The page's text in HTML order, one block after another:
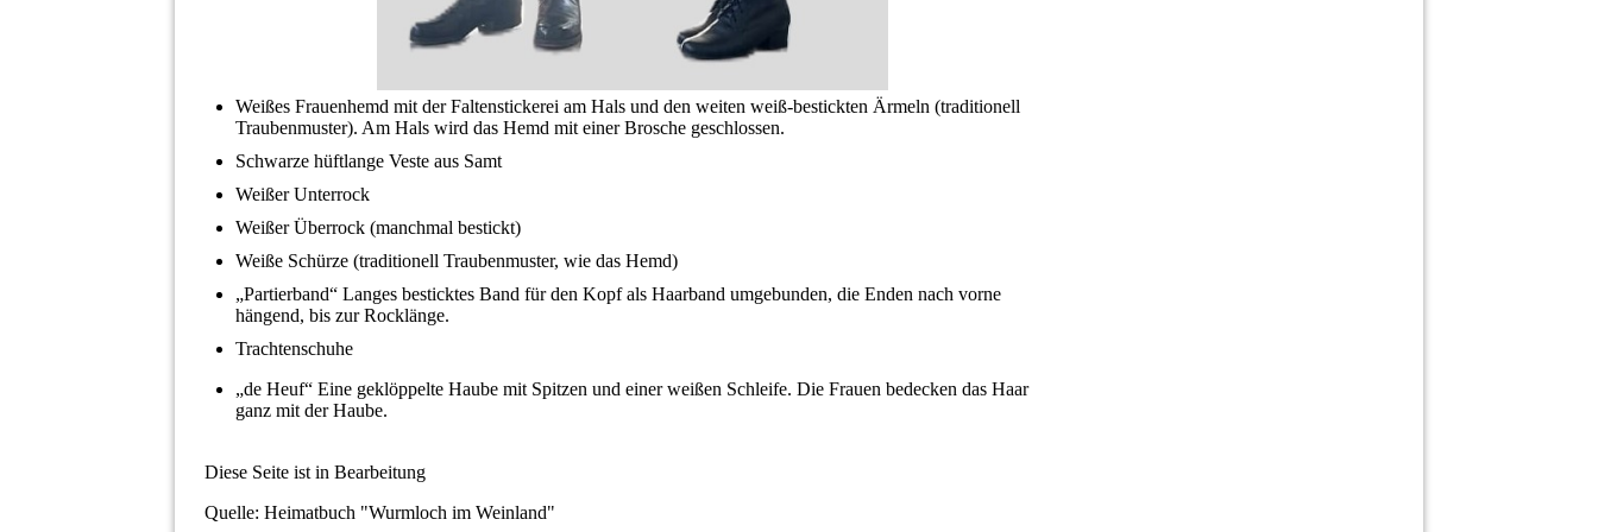
Weißes Frauenhemd mit der Faltenstickerei am Hals und den weiten weiß-bestickten Ärmeln (traditionell
Traubenmuster). Am Hals wird das Hemd mit einer Brosche geschlossen.
Schwarze hüftlange Veste aus Samt
Weißer Unterrock
Weißer Überrock (manchmal bestickt)
Weiße Schürze (traditionell Traubenmuster, wie das Hemd)
„Partierband“ Langes besticktes Band für den Kopf als Haarband umgebunden, die Enden nach vorne
hängend, bis zur Rocklänge.
Trachtenschuhe
„de Heuf“ Eine geklöppelte Haube mit Spitzen und einer weißen Schleife. Die Frauen bedecken das Haar
ganz mit der Haube.
Diese Seite ist in Bearbeitung
Quelle: Heimatbuch "Wurmloch im Weinland"